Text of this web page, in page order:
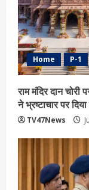
Home P-1
राम मंदिर दान
ने भ्रष्टाचार पर
TV47News